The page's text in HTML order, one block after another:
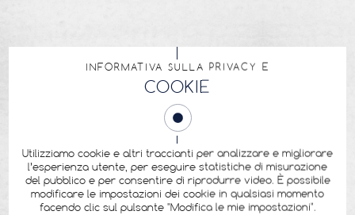
INFORMATIVA SULLA PRIVACY E
COOKIE
Utilizziamo cookie e altri traccianti per analizzare e migliorare
l’esperienza utente, per eseguire statistiche di misurazione
del pubblico e per consentire di riprodurre video. È possibile
modificare le impostazioni dei cookie in qualsiasi momento
facendo clic sul pulsante "Modifica le mie impostazioni".